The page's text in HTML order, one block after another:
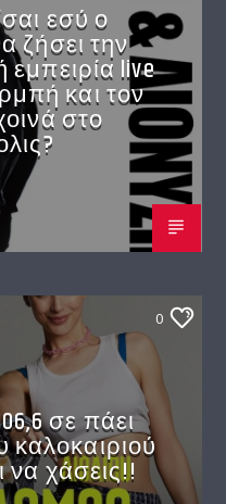
εσύ ο
ζήσει την
live
και τον
στο
0
σε πάει
καλοκαιριού
χάσεις!!